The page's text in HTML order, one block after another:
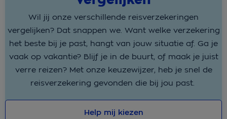
Wil jij onze verschillende reisverzekeringen
vergelijken? Dat snappen we. Want welke verzekering
het beste bij je past, hangt van jouw situatie af. Ga je
vaak op vakantie? Blijf je in de buurt, of maak je juist
verre reizen? Met onze keuzewijzer, heb je snel de
reisverzekering gevonden die bij jou past.
Help mij kiezen